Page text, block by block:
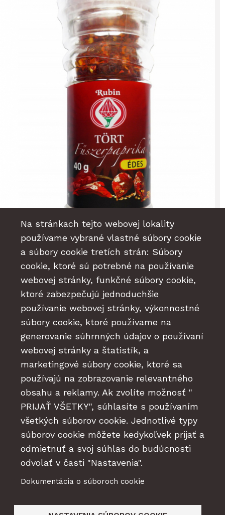
Drvená sladká paprika v mlynčekoch 40g
Na sklade
3,50 €
s DPH
(2,94 € bez DPH)
Viac informácií
Na stránkach tejto webovej lokality
používame vybrané vlastné súbory cookie
a súbory cookie tretích strán: Súbory
cookie, ktoré sú potrebné na používanie
webovej stránky, funkčné súbory cookie,
ktoré zabezpečujú jednoduchšie
používanie webovej stránky, výkonnostné
súbory cookie, ktoré používame na
generovanie súhrnných údajov o používaní
webovej stránky a štatistík, a
marketingové súbory cookie, ktoré sa
používajú na zobrazovanie relevantného
obsahu a reklamy. Ak zvolíte možnosť "
PRIJAŤ VŠETKY", súhlasíte s používaním
všetkých súborov cookie. Jednotlivé typy
súborov cookie môžete kedykoľvek prijať a
odmietnuť a svoj súhlas do budúcnosti
odvolať v časti "Nastavenia".
Dokumentácia o súboroch cookie